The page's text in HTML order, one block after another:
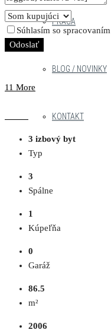
PRÁCA
BLOG / NOVINKY
KONTAKT
Súhlasím so spracovaním
Odoslať
11 More
3 izbový byt
Typ
3
Spálne
1
Kúpeľňa
0
Garáž
86.5
m²
2006